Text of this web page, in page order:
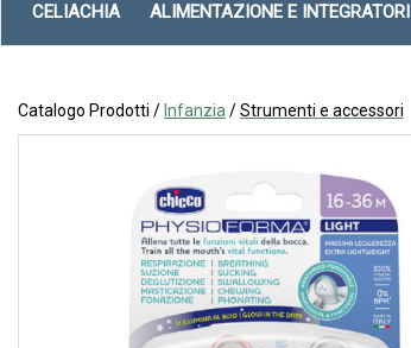
CELIACHIA ALIMENTAZIONE E INTEGRATORI
Catalogo Prodotti / Infanzia /Strumenti e accessori